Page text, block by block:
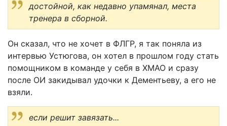
достойной, как недавно упамянал, места
тренера в сборной.
Он сказал, что не хочет в ФЛГР, я так поняла из
интервью Устюгова, он хотел в прошлом году стать
помощником в команде у себя в ХМАО и сразу
после ОИ закидывал удочки к Дементьеву, а его не
взяли.
если решит завязать...